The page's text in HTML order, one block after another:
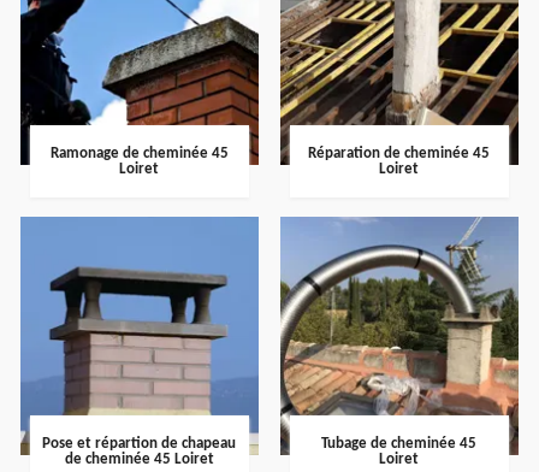
Ramonage de cheminée 45
Loiret
Réparation de cheminée 45
Loiret
Pose et répartion de chapeau
de cheminée 45 Loiret
Tubage de cheminée 45
Loiret